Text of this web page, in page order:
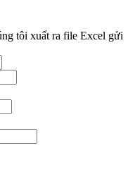
tôi xuất ra file Excel gửi